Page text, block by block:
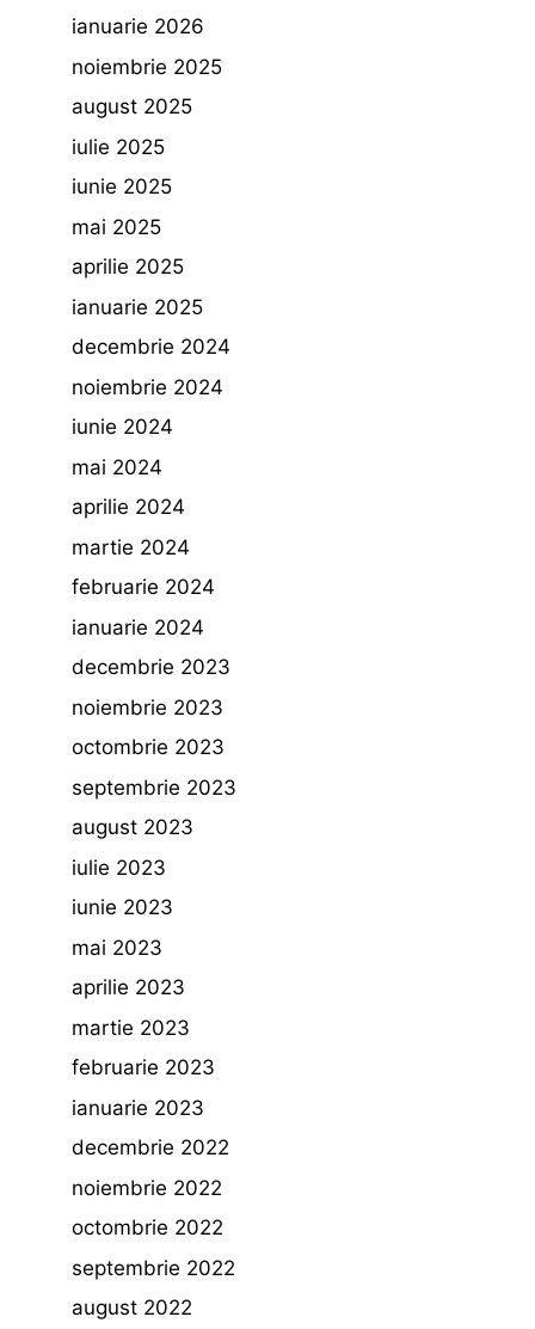
ianuarie 2026
noiembrie 2025
august 2025
iulie 2025
iunie 2025
mai 2025
aprilie 2025
ianuarie 2025
decembrie 2024
noiembrie 2024
iunie 2024
mai 2024
aprilie 2024
martie 2024
februarie 2024
ianuarie 2024
decembrie 2023
noiembrie 2023
octombrie 2023
septembrie 2023
august 2023
iulie 2023
iunie 2023
mai 2023
aprilie 2023
martie 2023
februarie 2023
ianuarie 2023
decembrie 2022
noiembrie 2022
octombrie 2022
septembrie 2022
august 2022